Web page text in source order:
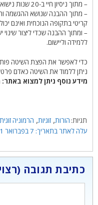
– מתוך ניסיון חיי ב-20 שנות נישואיי ומתוך ניסיוני בעבודה עם זוגות.
– מתוך ההבנה שנושא ההגשמה
קריטי בתקופה הנוכחית ואינם
– ומתוך ההבנה שכדי ליצור
ללמידה וליישום.
כדי לאפשר את הפצת השיטה פותחו
ניתן ללמוד את השיטה כאדם
מידע נוסף ניתן למצוא באתר: http://iris-sovinsky.com
תגיות
הורות, זוגיות, הרמוניה זוגית
7 בפברואר 2011
כתיבת תגובה